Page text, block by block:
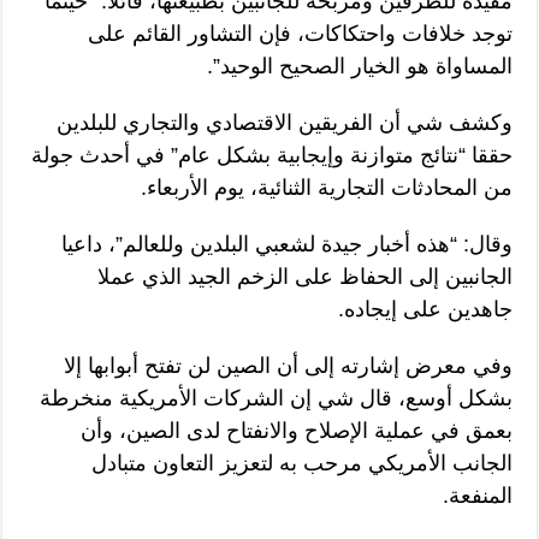
توجد خلافات واحتكاكات، فإن التشاور القائم على
المساواة هو الخيار الصحيح الوحيد”.
وكشف شي أن الفريقين الاقتصادي والتجاري للبلدين
حققا “نتائج متوازنة وإيجابية بشكل عام” في أحدث جولة
من المحادثات التجارية الثنائية، يوم الأربعاء.
وقال: “هذه أخبار جيدة لشعبي البلدين وللعالم”، داعيا
الجانبين إلى الحفاظ على الزخم الجيد الذي عملا
جاهدين على إيجاده.
وفي معرض إشارته إلى أن الصين لن تفتح أبوابها إلا
بشكل أوسع، قال شي إن الشركات الأمريكية منخرطة
بعمق في عملية الإصلاح والانفتاح لدى الصين، وأن
الجانب الأمريكي مرحب به لتعزيز التعاون متبادل
المنفعة.